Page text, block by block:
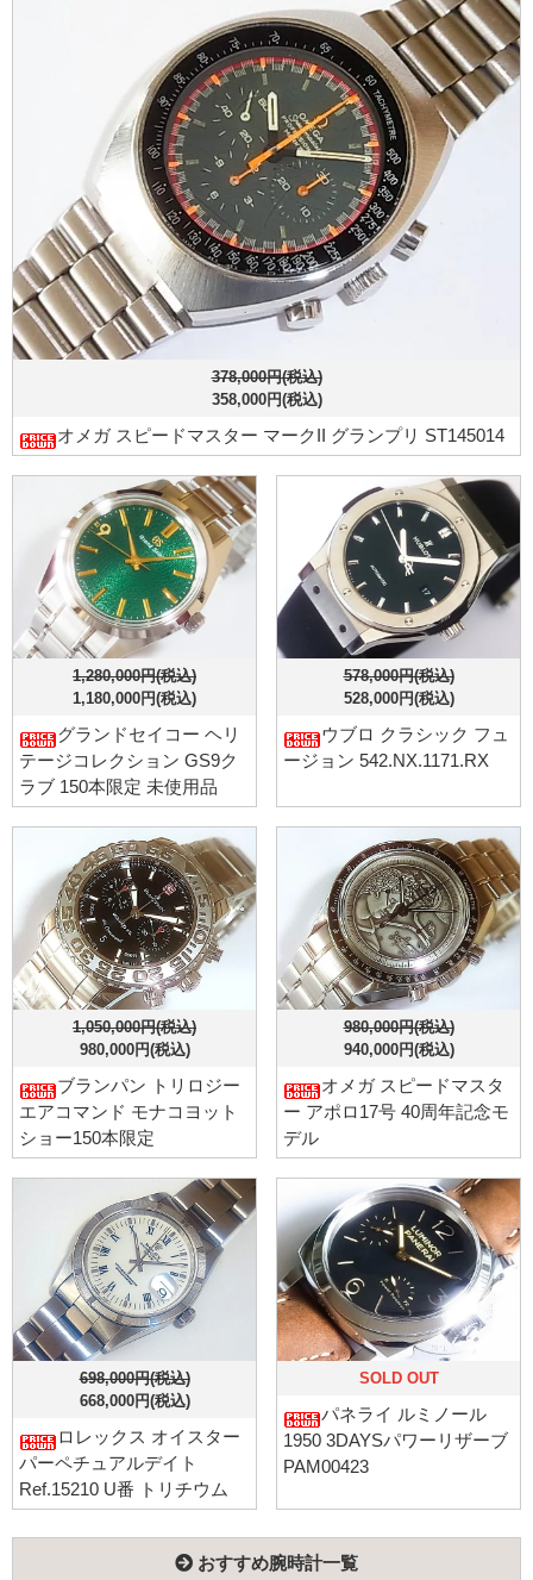
378,000円(税込)
358,000円(税込)
オメガ スピードマスター マークII グランプリ ST145014
1,280,000円(税込)
1,180,000円(税込)
グランドセイコー ヘリ
テージコレクション GS9ク
ラブ 150本限定 未使用品
578,000円(税込)
528,000円(税込)
ウブロ クラシック フュ
ージョン 542.NX.1171.RX
1,050,000円(税込)
980,000円(税込)
ブランパン トリロジー
エアコマンド モナコヨット
ショー150本限定
980,000円(税込)
940,000円(税込)
オメガ スピードマスタ
ー アポロ17号 40周年記念モ
デル
698,000円(税込)
668,000円(税込)
ロレックス オイスター
パーペチュアルデイト
Ref.15210 U番 トリチウム
SOLD OUT
パネライ ルミノール
1950 3DAYSパワーリザーブ
PAM00423
おすすめ腕時計一覧